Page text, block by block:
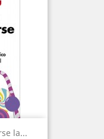
la...